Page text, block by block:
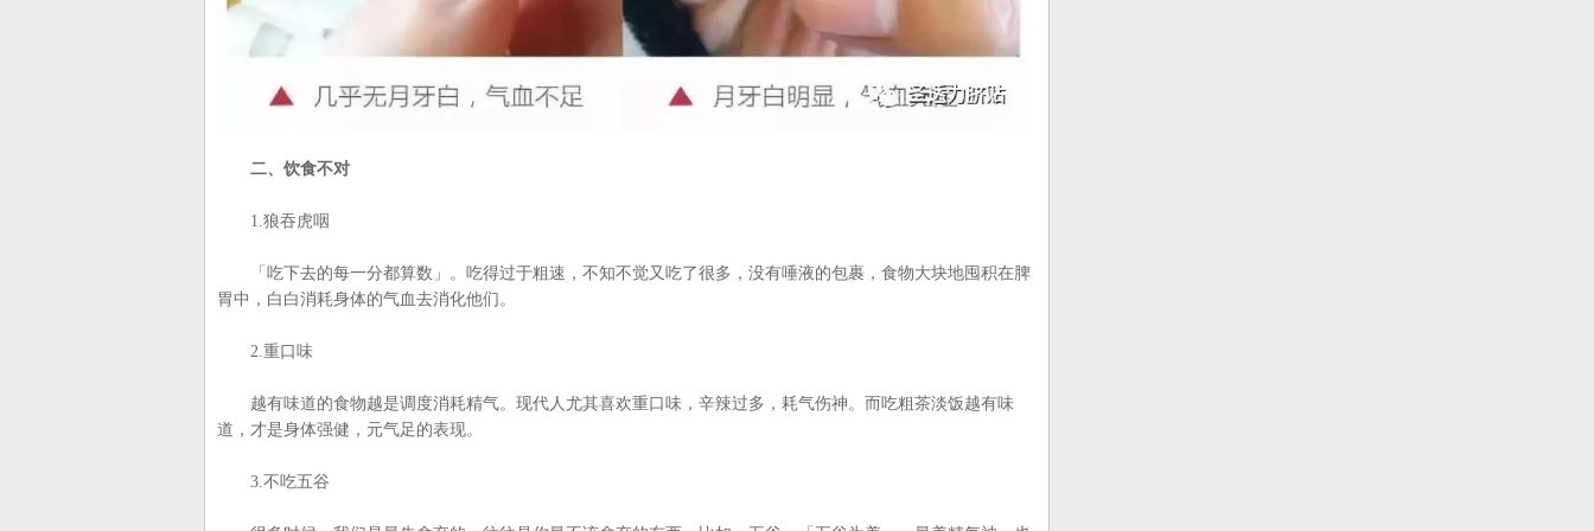
二、饮食不对
1.狼吞虎咽
「吃下去的每一分都算数」。吃得过于粗速，不知不觉又吃了很多，没有唾液的包裹，食物大块地囤积在脾
胃中，白白消耗身体的气血去消化他们。
2.重口味
越有味道的食物越是调度消耗精气。现代人尤其喜欢重口味，辛辣过多，耗气伤神。而吃粗茶淡饭越有味
道，才是身体强健，元气足的表现。
3.不吃五谷